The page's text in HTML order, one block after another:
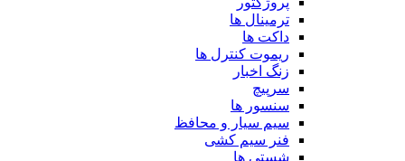
ترمینال ها
داکت ها
ریموت کنترل ها
زنگ اخبار
سرپیچ
سنسور ها
سیم سیار و محافظ
فنر سیم کشی
شستی ها